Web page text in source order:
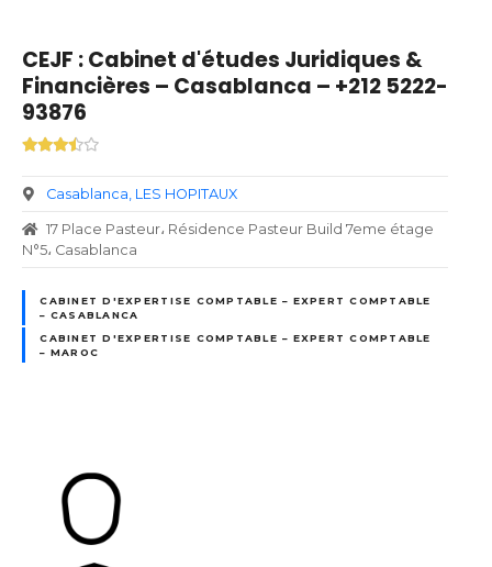
CEJF : Cabinet d'études Juridiques &
Financières – Casablanca – +212 5222-
93876
Casablanca LES HOPITAUX
17 Place Pasteur، Résidence Pasteur Build 7eme étage
N°5، Casablanca
CABINET D'EXPERTISE COMPTABLE – EXPERT COMPTABLE
– CASABLANCA
CABINET D'EXPERTISE COMPTABLE – EXPERT COMPTABLE
– MAROC